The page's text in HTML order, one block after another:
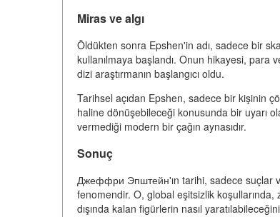
Miras ve algı
Öldükten sonra Epshen'in adı, sadece bir
kullanılmaya başlandı. Onun hikayesi, para
dizi araştırmanın başlangıcı oldu.
Tarihsel açıdan Epshen, sadece bir kişinin
haline dönüşebileceği konusunda bir uyarı
vermediği modern bir çağın aynasıdır.
Sonuç
Джеффри Эпштейн'ın tarihi, sadece suçlar
fenomendir. O, global eşitsizlik koşullarında,
dışında kalan figürlerin nasıl